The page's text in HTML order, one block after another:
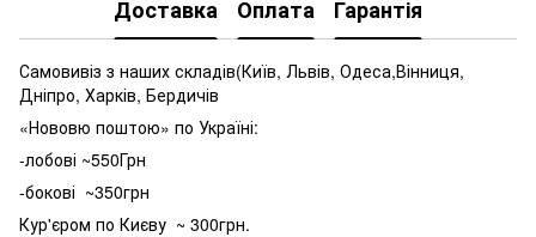
Доставка Оплата Гарантія
Самовивіз з наших складів(Київ, Львів, Одеса,Вінниця,
Дніпро, Харків, Бердичів
«Нововю поштою» по Україні:
-лобові ~550Грн
-бокові ~350грн
Кур'єром по Києву ~ 300грн.